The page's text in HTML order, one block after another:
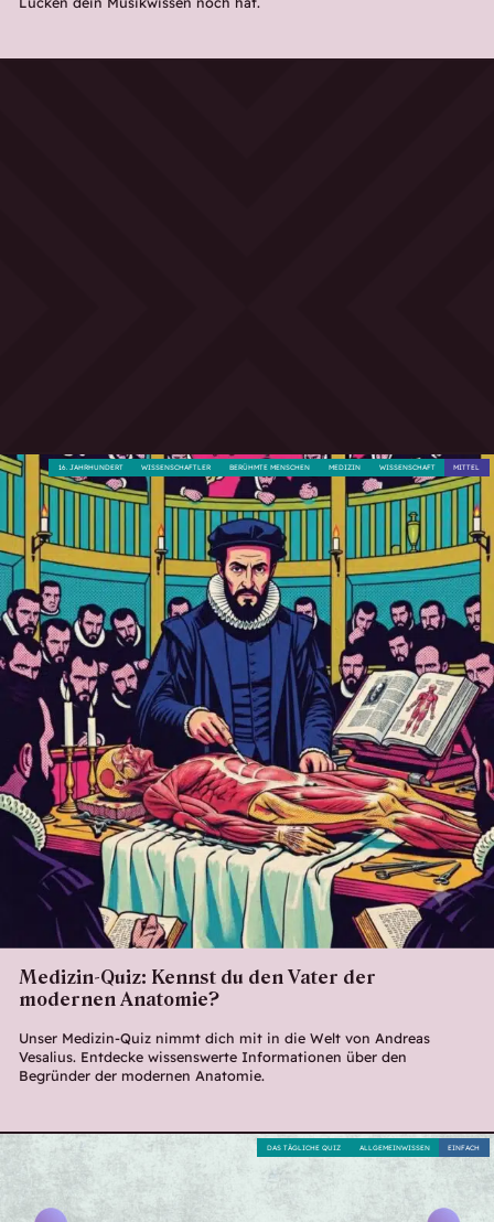
Medizin-Quiz: Kennst du den Vater der
modernen Anatomie?
Unser Medizin-Quiz nimmt dich mit in die Welt von Andreas
Vesalius. Entdecke wissenswerte Informationen über den
Begründer der modernen Anatomie.
MITTEL
WISSENSCHAFT
MEDIZIN
BERÜHMTE MENSCHEN
WISSENSCHAFTLER
16. JAHRHUNDERT
EINFACH
ALLGEMEINWISSEN
DAS TÄGLICHE QUIZ